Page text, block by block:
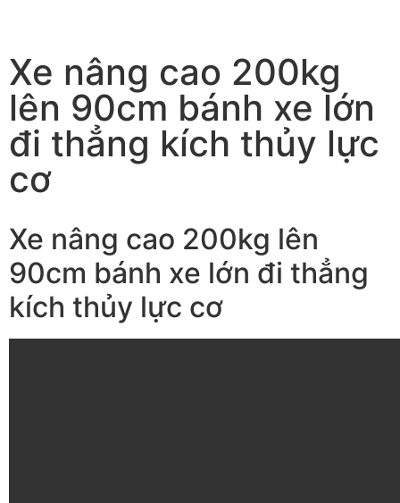
Xe nâng cao 200kg
lên 90cm bánh xe lớn
đi thẳng kích thủy lực
cơ
Xe nâng cao 200kg lên
90cm bánh xe lớn đi thẳng
kích thủy lực cơ